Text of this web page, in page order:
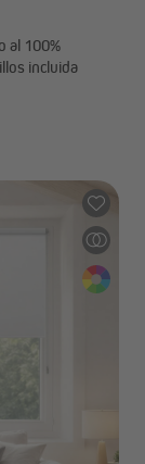
al 100%
incluida